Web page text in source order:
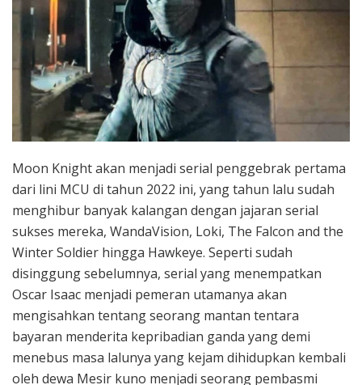
Moon Knight akan menjadi serial penggebrak pertama
dari lini MCU di tahun 2022 ini, yang tahun lalu sudah
menghibur banyak kalangan dengan jajaran serial
sukses mereka, WandaVision, Loki, The Falcon and the
Winter Soldier hingga Hawkeye. Seperti sudah
disinggung sebelumnya, serial yang menempatkan
Oscar Isaac menjadi pemeran utamanya akan
mengisahkan tentang seorang mantan tentara
bayaran menderita kepribadian ganda yang demi
menebus masa lalunya yang kejam dihidupkan kembali
oleh dewa Mesir kuno menjadi seorang pembasmi